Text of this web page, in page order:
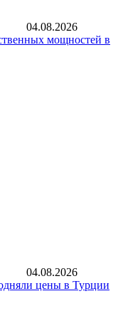
04.08.2026
мощностей в
04.08.2026
цены в Турции